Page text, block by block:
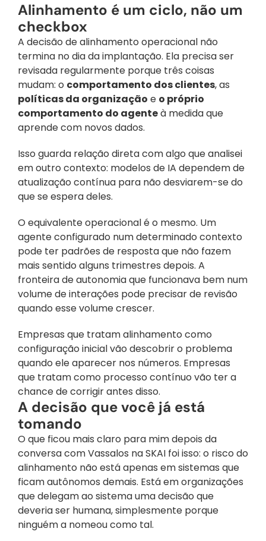
Alinhamento é um ciclo, não um
checkbox
A decisão de alinhamento operacional não
termina no dia da implantação. Ela precisa ser
revisada regularmente porque três coisas
mudam: o comportamento dos clientes
políticas da organização e o próprio
comportamento do agente à medida que
aprende com novos dados.
Isso guarda relação direta com algo que analisei
em outro contexto: modelos de IA dependem de
atualização contínua para não desviarem-se do
que se espera deles.
O equivalente operacional é o mesmo. Um
agente configurado num determinado contexto
pode ter padrões de resposta que não fazem
mais sentido alguns trimestres depois. A
fronteira de autonomia que funcionava bem num
volume de interações pode precisar de revisão
quando esse volume crescer.
Empresas que tratam alinhamento como
configuração inicial vão descobrir o problema
quando ele aparecer nos números. Empresas
que tratam como processo contínuo vão ter a
chance de corrigir antes disso.
A decisão que você já está
tomando
O que ficou mais claro para mim depois da
conversa com Vassalos na SKAI foi isso: o risco do
alinhamento não está apenas em sistemas que
ficam autônomos demais. Está em organizações
que delegam ao sistema uma decisão que
deveria ser humana, simplesmente porque
ninguém a nomeou como tal.